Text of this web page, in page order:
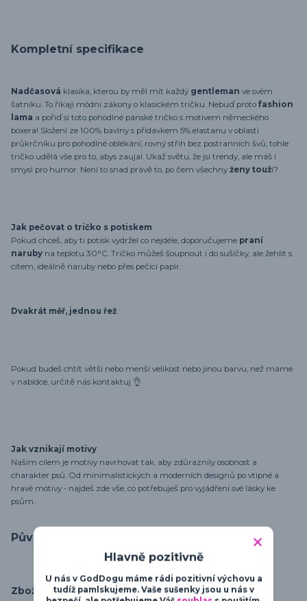
Kompletní specifikace
Nadčasová klasika, kterou by měl mít každý gentleman ve svém
šatníku. To říkají módní zákony o klasickém tričku. Nebuď proto fashion
lama a pořiď si toto pohodlné pánské tričko s motivem německého
boxera! Složení ze 100% bavlny s přídavkem 5% elastanu v oblasti
průkrčníku pro pohodlné oblékání, rovný střih bez postranních švů, tohle
tričko udělá vše pro to, abys zaujal. Ukaž světu, že jsi trendy, ale máš i
smysl pro humor. Není to snad právě to, po čem všechny ženy touží?
Jak pečovat o tričko s potiskem
Pokud chceš, aby ti potisk vydržel co nejdéle, doporučujeme praní
naruby na teplotu 30°C. Tričko můžeš šoupnout i do sušičky, ale žehlit s
citem, ideálně naruby nebo přes pečicí papír.
Dvakrát měř, jednou řež
Pokud budeš chtít větší nebo menší velikost nebo jinou barvu, než máme
v nabídce, určitě nás kontaktuj 👌
Jak vznikají motivy
Naším cílem je motivy navrhovat tak, aby zdůraznily osobnost a
charakter psů. Od minimalistických a moderních designů po vtipné a
hravé motivy - najdeš zde vše, co potřebuješ pro vyjádření své lásky ke
psům.
Původ zboží
Zboží zařazeno v kategoriích
Hlavně pozitivně
U nás v GodDogu máme rádi pozitivní výchovu a
tudíž pamlskujeme. Vaše sušenky jsou u nás v